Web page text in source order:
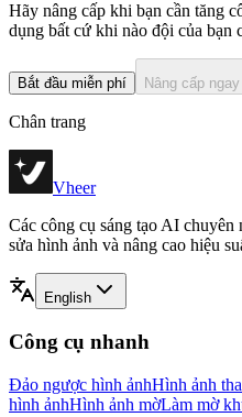
Hãy nâng cấp khi bạn cần tăng
dụng bất cứ khi nào đội của bạn
Bắt đầu miễn phí Nâng cấp ngay
Chân trang
Vheer
Các công cụ sáng tạo AI
sửa hình ảnh và nâng cao hiệu
English
Công cụ nhanh
Đảo ngược hình ảnhHình ảnh
hình ảnhHình ảnh mờLàm mờ